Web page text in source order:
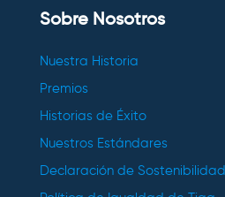
Sobre Nosotros
Nuestra Historia
Premios
Historias de Éxito
Nuestros Estándares
Declaración de Sostenibilidad